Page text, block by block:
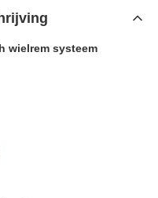
wielrem systeem